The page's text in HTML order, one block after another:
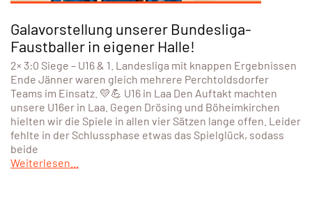
Galavorstellung unserer Bundesliga-
Faustballer in eigener Halle!
2× 3:0 Siege – U16 & 1. Landesliga mit knappen Ergebnissen
Ende Jänner waren gleich mehrere Perchtoldsdorfer
Teams im Einsatz. 💛💪 U16 in Laa Den Auftakt machten
unsere U16er in Laa. Gegen Drösing und Böheimkirchen
hielten wir die Spiele in allen vier Sätzen lange offen. Leider
fehlte in der Schlussphase etwas das Spielglück, sodass
beide
Weiterlesen...